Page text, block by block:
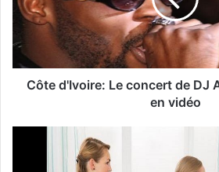
Côte d'Ivoire: Le concert de DJ
en vidéo